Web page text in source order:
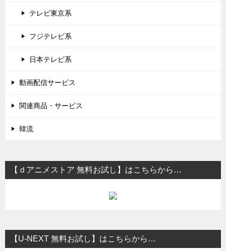
テレビ東京系
フジテレビ系
日本テレビ系
動画配信サービス
関連商品・サービス
韓流
【ｄアニメストア 無料お試し】はこちらから…
【U-NEXT 無料お試し】はこちらから…